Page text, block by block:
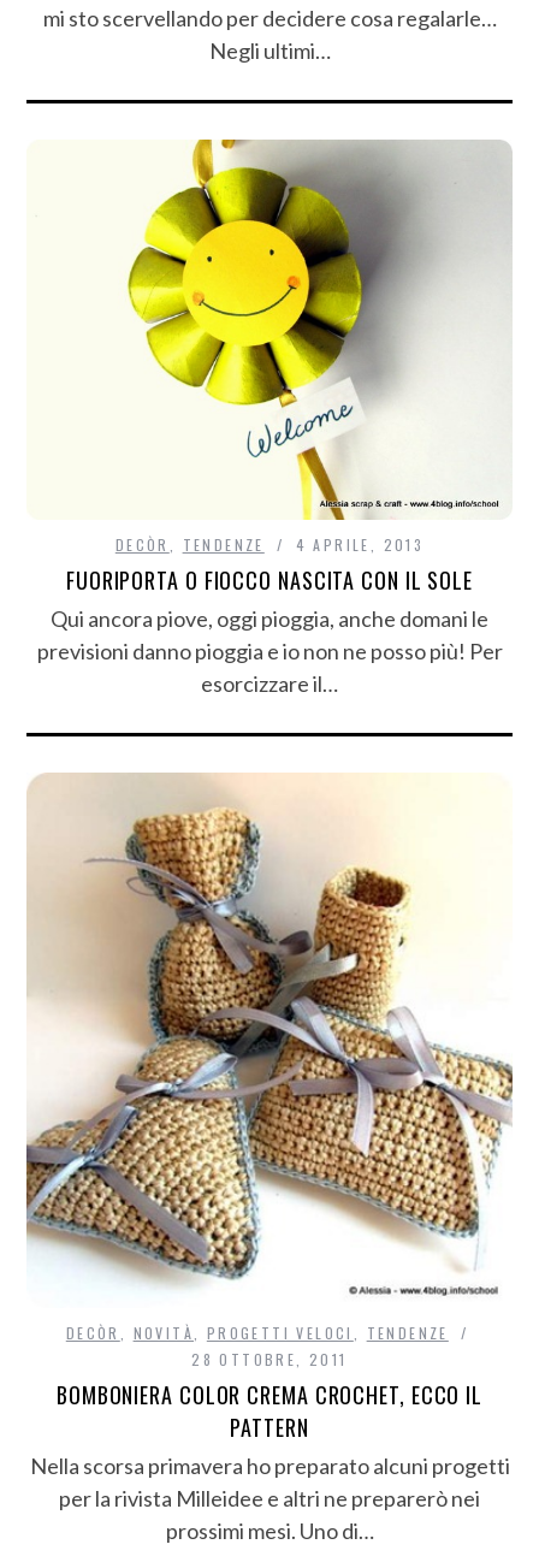
mi sto scervellando per decidere cosa regalarle…
Negli ultimi…
DECÒR TENDENZE 4 APRILE, 2013
FUORIPORTA O FIOCCO NASCITA CON IL SOLE
Qui ancora piove, oggi pioggia, anche domani le
previsioni danno pioggia e io non ne posso più! Per
esorcizzare il…
DECÒR NOVITÀ PROGETTI VELOCI
TENDENZE
28 OTTOBRE, 2011
BOMBONIERA COLOR CREMA CROCHET, ECCO IL
PATTERN
Nella scorsa primavera ho preparato alcuni progetti
per la rivista Milleidee e altri ne preparerò nei
prossimi mesi. Uno di…